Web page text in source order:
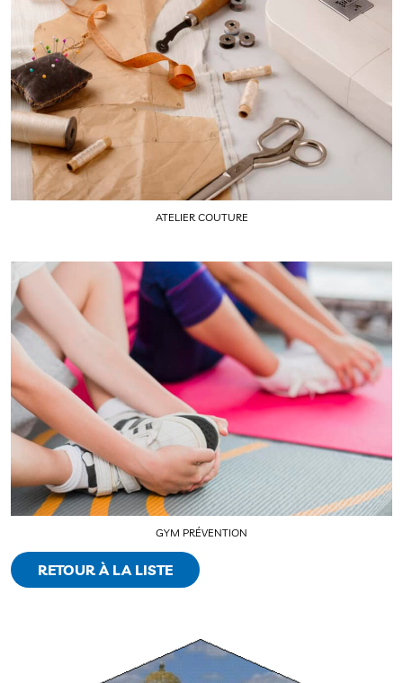
ATELIER COUTURE
GYM PRÉVENTION
RETOUR À LA LISTE